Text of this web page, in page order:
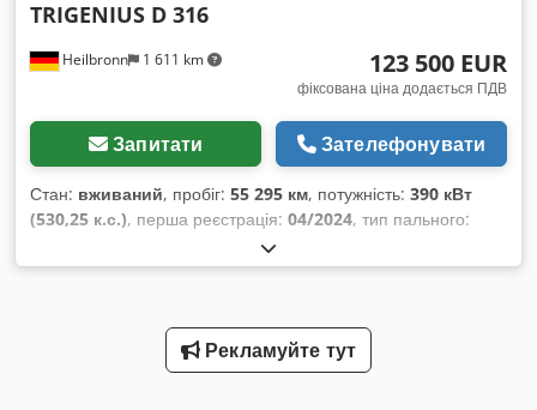
Heilbronn 1 611 km
TRIGENIUS D 316
123 500 EUR
фіксована ціна додається ПДВ
Запитати Зателефонувати
Стан: вживаний, пробіг: 55 295 км, потужність: 390 кВт
(530,25 к.с.), перша реєстрація: 04/2024, тип пального:
26 000 кг
наступна перевірка (TÜV):04/2024, гальма:ретардер,
вантажного відсіку:2 420 мм, висота вантажного відсіку:
, Рік виготовлення:2023, Обладнання:ABS,
Рекламуйте тут